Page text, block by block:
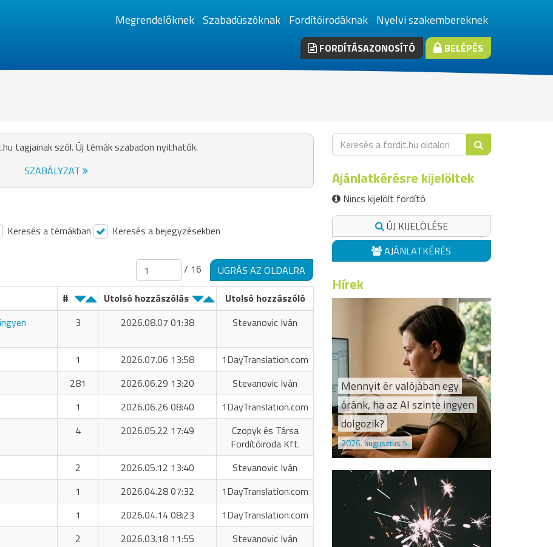
Megrendelőknek Szabadúszóknak Fordítóirodáknak Nyelvi szakembereknek
FORDÍTÁSAZONOSÍTÓ BELÉPÉS
tagjainak szól. Új témák szabadon nyithatók.
SZABÁLYZAT
Keresés a témákban Keresés a bejegyzésekben
/ 16
UGRÁS AZ OLDALRA
# Utolsó hozzászólás
Utolsó hozzászóló
3 2026.08.07 01:38 Stevanovic Iván
1 2026.07.06 13:58
1DayTranslation.com
281 2026.06.29 13:20
Stevanovic Iván
1 2026.06.26 08:40
1DayTranslation.com
4 2026.05.22 17:49
Czopyk és Társa
Fordítóiroda Kft.
2 2026.05.12 13:40
Stevanovic Iván
1 2026.04.28 07:32
1DayTranslation.com
1 2026.04.14 08:23
1DayTranslation.com
2 2026.03.18 11:55
Stevanovic Iván
Ajánlatkérésre kijelöltek
Nincs kijelölt fordító
ÚJ KIJELÖLÉSE
AJÁNLATKÉRÉS
Hírek
Mennyit ér valójában egy
óránk, ha az AI szinte ingyen
dolgozik?
2026. augusztus 5.